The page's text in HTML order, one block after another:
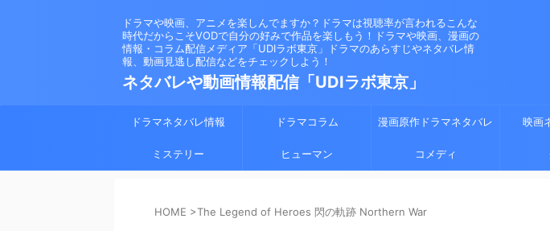
ドラマや映画、アニメを楽しんでますか？ドラマは視聴率が言われるこんな
時代だからこそVODで自分の好みで作品を楽しもう！ドラマや映画、漫画の
情報・コラム配信メディア「UDIラボ東京」ドラマのあらすじやネタバレ情
報、動画見逃し配信などをチェックしよう！
ネタバレや動画情報配信「UDIラボ東京」
ドラマネタバレ情報 ドラマコラム 漫画原作ドラマネタバレ 映画
ミステリー ヒューマン コメディ
HOME >The Legend of Heroes 閃の軌跡 Northern War